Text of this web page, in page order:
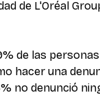
de L'Oréal
de las
hacer una
no denunció